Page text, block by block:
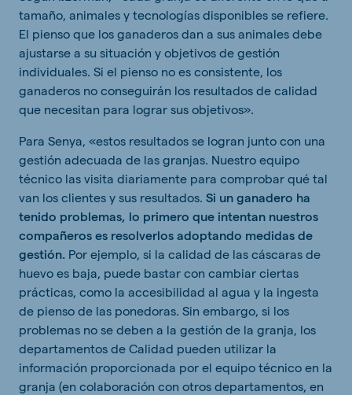
tamaño, animales y tecnologías disponibles se refiere.
El pienso que los ganaderos dan a sus animales debe
ajustarse a su situación y objetivos de gestión
individuales. Si el pienso no es consistente, los
ganaderos no conseguirán los resultados de calidad
que necesitan para lograr sus objetivos».
Para Senya, «estos resultados se logran junto con una
gestión adecuada de las granjas. Nuestro equipo
técnico las visita diariamente para comprobar qué tal
van los clientes y sus resultados. Si un ganadero ha
tenido problemas, lo primero que intentan nuestros
compañeros es resolverlos adoptando medidas de
gestión. Por ejemplo, si la calidad de las cáscaras de
huevo es baja, puede bastar con cambiar ciertas
prácticas, como la accesibilidad al agua y la ingesta
de pienso de las ponedoras. Sin embargo, si los
problemas no se deben a la gestión de la granja, los
departamentos de Calidad pueden utilizar la
información proporcionada por el equipo técnico en la
granja (en colaboración con otros departamentos, en